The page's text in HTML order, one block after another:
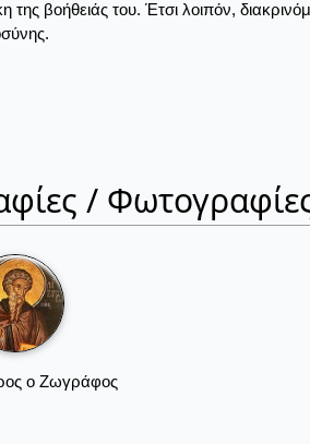
της βοήθειάς του. Έτσι λοιπόν,
/
ο Ζωγράφος